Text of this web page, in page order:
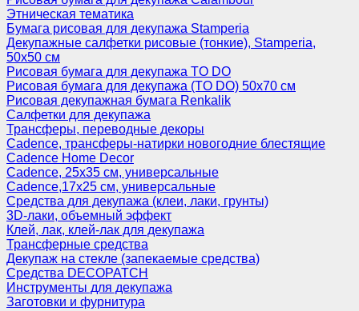
Этническая тематика
Бумага рисовая для декупажа Stamperia
Декупажные салфетки рисовые (тонкие), Stamperia,
50х50 см
Рисовая бумага для декупажа TO DO
Рисовая бумага для декупажа (TO DO) 50х70 см
Рисовая декупажная бумага Renkalik
Салфетки для декупажа
Трансферы, переводные декоры
Cadence, трансферы-натирки новогодние блестящие
Cadence Home Decor
Cadence, 25х35 см, универсальные
Cadence,17х25 см, универсальные
Средства для декупажа (клеи, лаки, грунты)
3D-лаки, объемный эффект
Клей, лак, клей-лак для декупажа
Трансферные средства
Декупаж на стекле (запекаемые средства)
Средства DECOPATCH
Инструменты для декупажа
Заготовки и фурнитура